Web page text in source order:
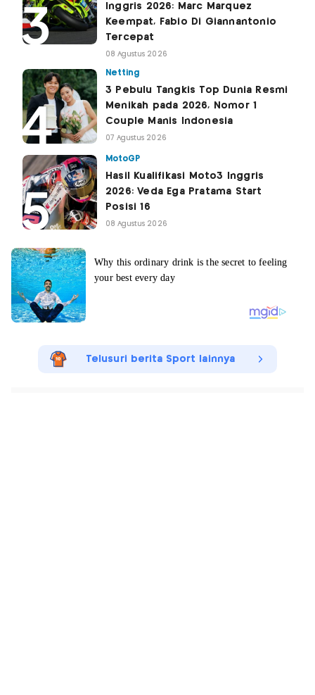
Inggris 2026: Marc Marquez
Keempat, Fabio Di Giannantonio
Tercepat
08 Agustus 2026
Netting
3 Pebulu Tangkis Top Dunia Resmi
Menikah pada 2026, Nomor 1
Couple Manis Indonesia
07 Agustus 2026
MotoGP
Hasil Kualifikasi Moto3 Inggris
2026: Veda Ega Pratama Start
Posisi 16
08 Agustus 2026
Telusuri berita Sport lainnya